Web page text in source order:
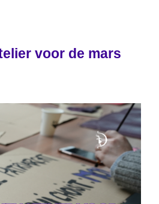
voor de mars